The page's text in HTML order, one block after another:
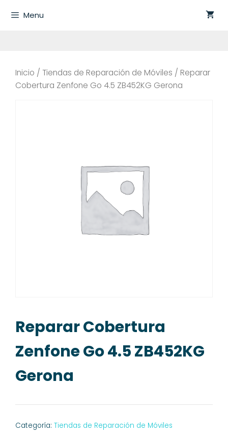
Menu
Inicio / Tiendas de Reparación de Móviles / Reparar
Cobertura Zenfone Go 4.5 ZB452KG Gerona
Reparar Cobertura
Zenfone Go 4.5 ZB452KG
Gerona
Categoría: Tiendas de Reparación de Móviles